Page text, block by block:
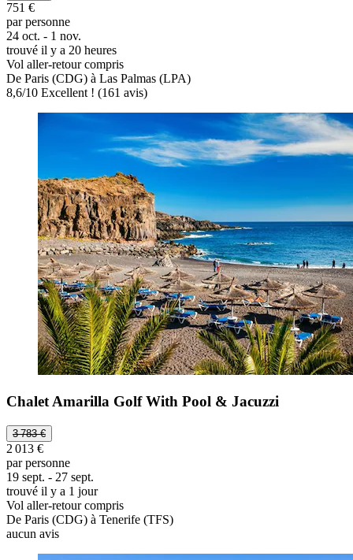
751 €
par personne
24 oct. - 1 nov.
trouvé il y a 20 heures
Vol aller-retour compris
De Paris (CDG) à Las Palmas (LPA)
8,6/10 Excellent ! (161 avis)
Chalet Amarilla Golf With Pool & Jacuzzi
3 783 €
2 013 €
par personne
19 sept. - 27 sept.
trouvé il y a 1 jour
Vol aller-retour compris
De Paris (CDG) à Tenerife (TFS)
aucun avis